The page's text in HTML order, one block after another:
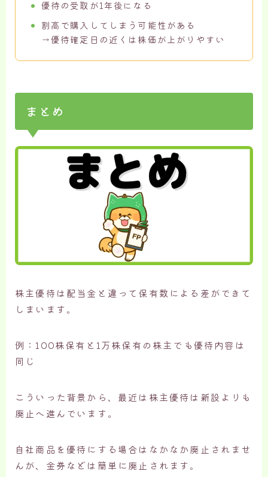
優待の受取が1年後になる
割高で購入してしまう可能性がある
→優待確定日の近くは株価が上がりやすい
まとめ
株主優待は配当金と違って保有数による差ができて
しまいます。
例：100株保有と1万株保有の株主でも優待内容は
同じ
こういった背景から、最近は株主優待は新設よりも
廃止へ進んでいます。
自社商品を優待にする場合はなかなか廃止されませ
んが、金券などは簡単に廃止されます。